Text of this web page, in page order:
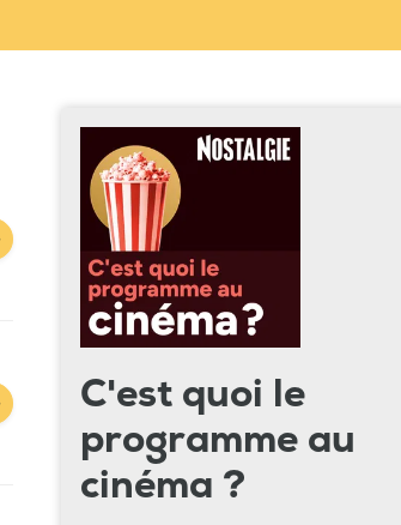
C'est quoi le
programme au
cinéma ?